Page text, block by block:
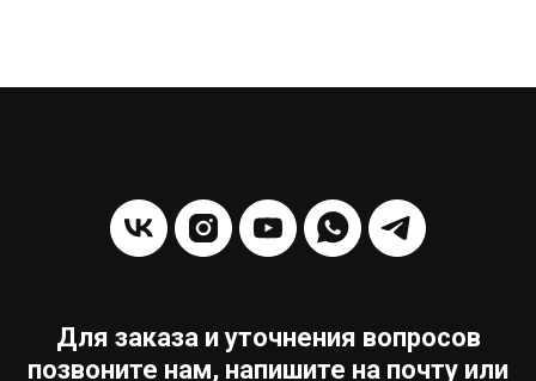
Для заказа и уточнения вопросов
позвоните нам, напишите на почту или